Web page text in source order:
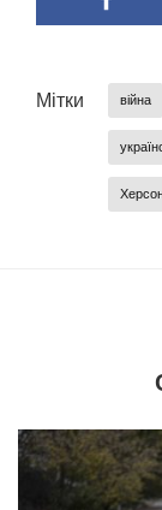
Мітки війна